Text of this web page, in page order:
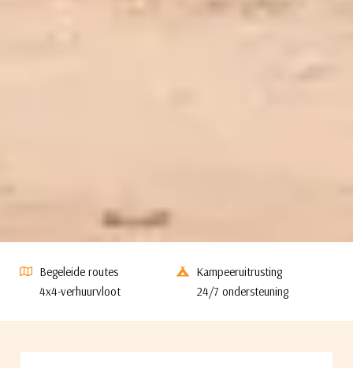
Begeleide routes
Kampeeruitrusting
4x4-verhuurvloot
24/7 ondersteuning